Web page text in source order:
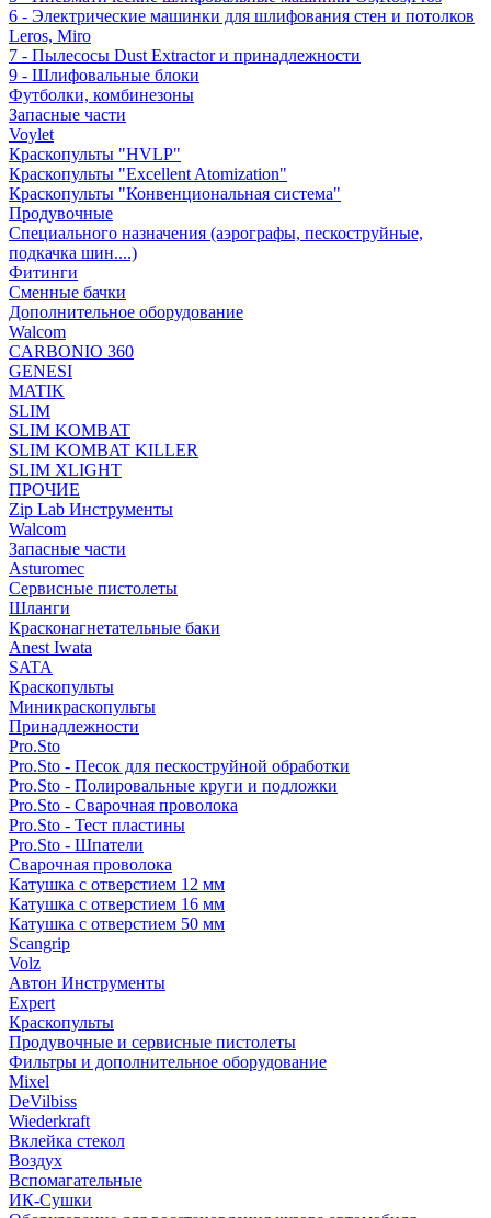
6 - Электрические машинки для шлифования стен и потолков
Leros, Miro
7 - Пылесосы Dust Extractor и принадлежности
9 - Шлифовальные блоки
Футболки, комбинезоны
Запасные части
Voylet
Краскопульты "HVLP"
Краскопульты "Excellent Atomization"
Краскопульты "Конвенциональная система"
Продувочные
Специального назначения (аэрографы, пескоструйные,
подкачка шин....)
Фитинги
Сменные бачки
Дополнительное оборудование
Walcom
CARBONIO 360
GENESI
MATIK
SLIM
SLIM KOMBAT
SLIM KOMBAT KILLER
SLIM XLIGHT
ПРОЧИЕ
Zip Lab Инструменты
Walсom
Запасные части
Asturomec
Сервисные пистолеты
Шланги
Красконагнетательные баки
Anest Iwata
SATA
Краскопульты
Миникраскопульты
Принадлежности
Pro.Sto
Pro.Sto - Песок для пескоструйной обработки
Pro.Sto - Полировальные круги и подложки
Pro.Sto - Сварочная проволока
Pro.Sto - Тест пластины
Pro.Sto - Шпатели
Сварочная проволока
Катушка с отверстием 12 мм
Катушка с отверстием 16 мм
Катушка с отверстием 50 мм
Scangrip
Volz
Автон Инструменты
Expert
Краскопульты
Продувочные и сервисные пистолеты
Фильтры и дополнительное оборудование
Mixel
DeVilbiss
Wiederkraft
Вклейка стекол
Воздух
Вспомагательные
ИК-Сушки